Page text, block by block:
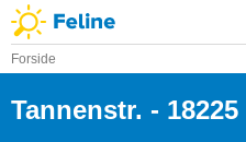
Forside
Tannenstr. - 18225